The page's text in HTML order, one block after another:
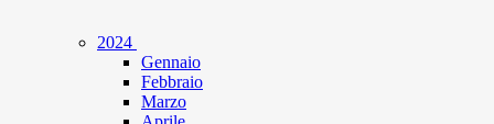
2024
Gennaio
Febbraio
Marzo